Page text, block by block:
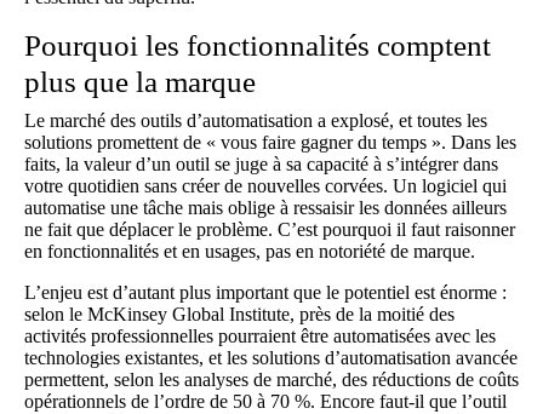
Pourquoi les fonctionnalités comptent
plus que la marque
Le marché des outils d’automatisation a explosé, et toutes les
solutions promettent de « vous faire gagner du temps ». Dans les
faits, la valeur d’un outil se juge à sa capacité à s’intégrer dans
votre quotidien sans créer de nouvelles corvées. Un logiciel qui
automatise une tâche mais oblige à ressaisir les données ailleurs
ne fait que déplacer le problème. C’est pourquoi il faut raisonner
en fonctionnalités et en usages, pas en notoriété de marque.
L’enjeu est d’autant plus important que le potentiel est énorme :
selon le McKinsey Global Institute, près de la moitié des
activités professionnelles pourraient être automatisées avec les
technologies existantes, et les solutions d’automatisation avancée
permettent, selon les analyses de marché, des réductions de coûts
opérationnels de l’ordre de 50 à 70 %. Encore faut-il que l’outil